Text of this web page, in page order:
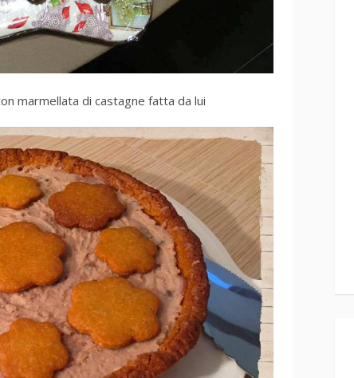
marmellata di castagne fatta da lui